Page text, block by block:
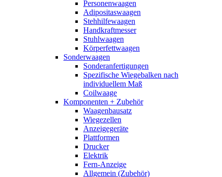
Personenwaagen
Adipositaswaagen
Stehhilfewaagen
Handkraftmesser
Stuhlwaagen
Körperfettwaagen
Sonderwaagen
Sonderanfertigungen
Spezifische Wiegebalken nach
individuellem Maß
Coilwaage
Komponenten + Zubehör
Waagenbausatz
Wiegezellen
Anzeigegeräte
Plattformen
Drucker
Elektrik
Fern-Anzeige
Allgemein (Zubehör)